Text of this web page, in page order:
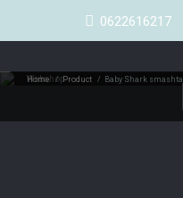
0622616217
Webshop
Home /Product / Baby Shark